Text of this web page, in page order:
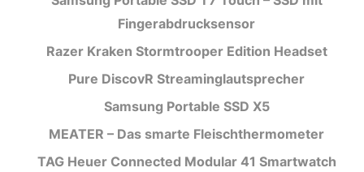
Fingerabdrucksensor
Razer Kraken Stormtrooper Edition Headset
Pure DiscovR Streaminglautsprecher
Samsung Portable SSD X5
MEATER – Das smarte Fleischthermometer
TAG Heuer Connected Modular 41 Smartwatch